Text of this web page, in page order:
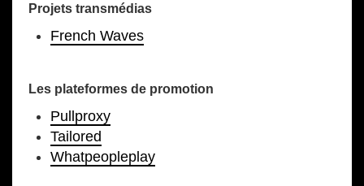
Projets transmédias
French Waves
Les plateformes de promotion
Pullproxy
Tailored
Whatpeopleplay